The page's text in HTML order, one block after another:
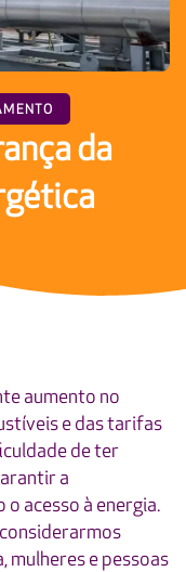
da
aumento no
e das tarifas
de ter
a
acesso à energia.
mulheres e pessoas